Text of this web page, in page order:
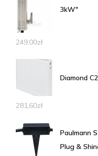
3kW"
249,00zł
Diamond
281,60zł
Paulmann
Plug &